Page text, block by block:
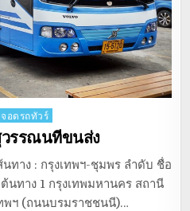
อดรถทัวร์
วรรณนทีขนส่ง
ทาง : กรุงเทพฯ-ชุมพร ลำดับ ชื่อ
นทาง 1 กรุงเทพมหานคร สถานี
พฯ (ถนนบรมราชชนนี)…